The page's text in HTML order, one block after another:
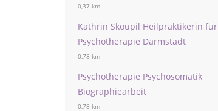
0,37 km
Kathrin Skoupil Heilpraktikerin für
Psychotherapie Darmstadt
0,78 km
Psychotherapie Psychosomatik
Biographiearbeit
0,78 km